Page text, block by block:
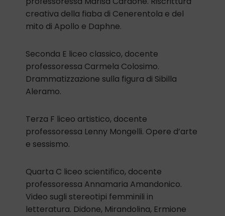
creativa della fiaba di Cenerentola e del
mito di Apollo e Daphne.
Seconda E liceo classico, docente
professoressa Carmela Colosimo.
Drammatizzazione sulla figura di Sibilla
Aleramo.
Terza F liceo artistico, docente
professoressa Lenny Mongelli. Opere d’arte
e sessismo.
Quarta C liceo scientifico, docente
professoressa Annamaria Amandonico.
Video sugli stereotipi femminili in
letteratura. Didone, Mirandolina, Ermione